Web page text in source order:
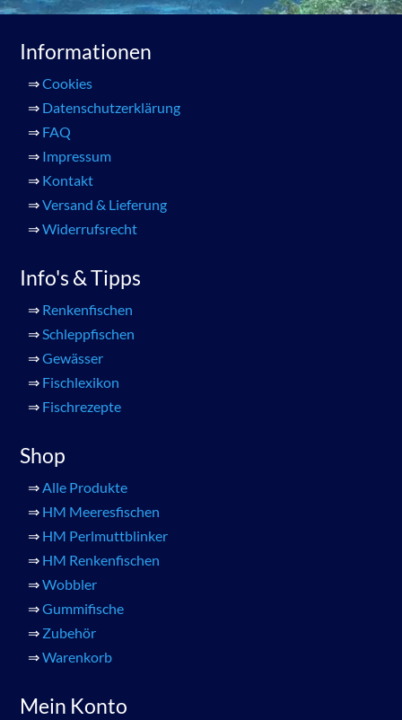
Informationen
⇒Cookies
⇒ Datenschutzerklärung
⇒ FAQ
⇒ Impressum
⇒ Kontakt
⇒Versand & Lieferung
⇒Widerrufsrecht
Info's & Tipps
⇒ Renkenfischen
⇒Schleppfischen
⇒Gewässer
⇒ Fischlexikon
⇒ Fischrezepte
Shop
⇒Alle Produkte
⇒ HM Meeresfischen
⇒ HM Perlmuttblinker
⇒ HM Renkenfischen
⇒Wobbler
⇒Gummifische
⇒ Zubehör
⇒Warenkorb
Mein Konto